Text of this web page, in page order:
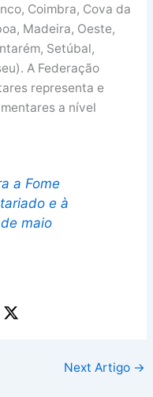
Coimbra, Cova da
Madeira, Oeste,
Setúbal,
A Federação
representa e
a nível
a Fome
e à
maio
Next Artigo →